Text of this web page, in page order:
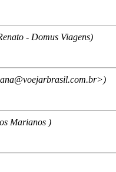
- Domus Viagens)
Marianos )